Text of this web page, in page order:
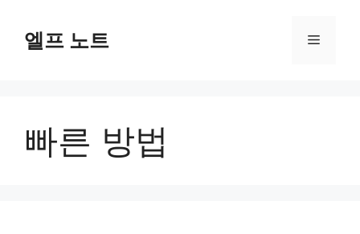
엘프 노트 메
빠른 방법